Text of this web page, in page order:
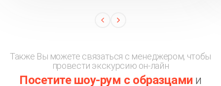
Также Вы можете связаться с менеджером, чтобы
провести экскурсию он-лайн
Посетите шоу-рум с образцами и